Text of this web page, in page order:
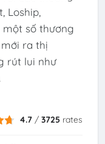
Loship,
một số thương
ra thị
rút lui như
4.7 /3725 rates